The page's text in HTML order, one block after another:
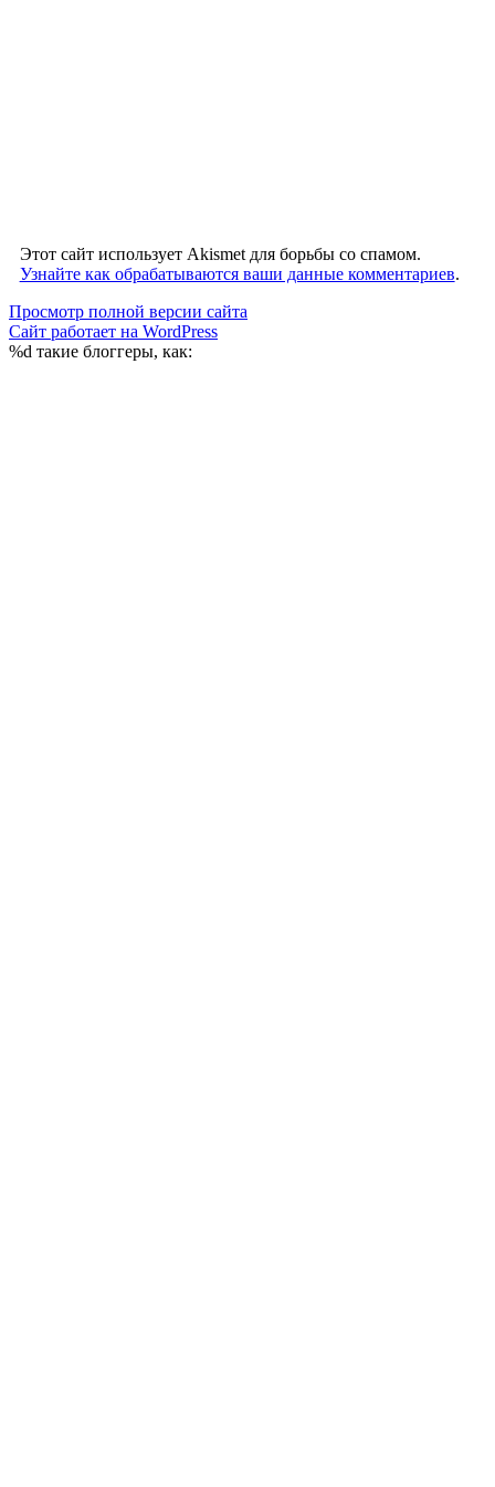
Этот сайт использует Akismet для борьбы со спамом.
Узнайте как обрабатываются ваши данные комментариев.
Просмотр полной версии сайта
Сайт работает на WordPress
%d такие блоггеры, как: